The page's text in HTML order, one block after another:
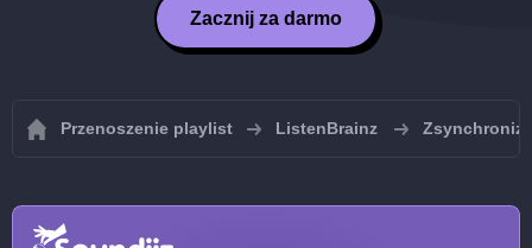
Zacznij za darmo
Przenoszenie playlist ListenBrainz